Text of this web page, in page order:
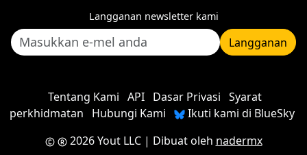
Langganan newsletter kami
Langganan
Tentang Kami API Dasar Privasi Syarat
perkhidmatan
Hubungi Kami
Ikuti kami di BlueSky
2026 Yout LLC| Dibuat oleh nadermx